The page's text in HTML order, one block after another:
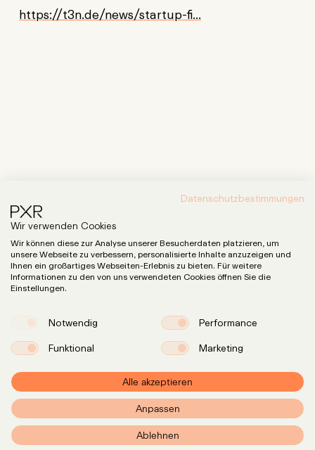
https://t3n.de/news/startup-fi...
Expertise
Team
Insights
Karriere
Instagram
info@pxr.law
PXR Rechtsanwaltsgesellschaft mbH
Linienstraße 214
10119 Berlin
+49 (0)30 629 3145 0
Münchener Office
Klenzestraße 38
Datenschutzbestimmungen
Wir verwenden Cookies
Wir können diese zur Analyse unserer Besucherdaten platzieren, um
unsere Webseite zu verbessern, personalisierte Inhalte anzuzeigen und
Ihnen ein großartiges Webseiten-Erlebnis zu bieten. Für weitere
Informationen zu den von uns verwendeten Cookies öffnen Sie die
Einstellungen.
Notwendig
Performance
Funktional
Marketing
Alle akzeptieren
Anpassen
Ablehnen